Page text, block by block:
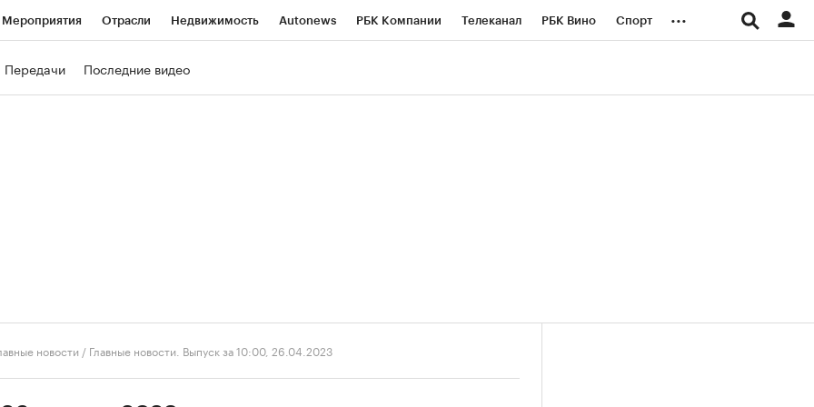
Мероприятия Отрасли Недвижимость Autonews РБК Компании Телеканал РБК Вино Спорт ...
Передачи Последние видео
новости / Главные новости. Выпуск за 10:00, 26.04.2023